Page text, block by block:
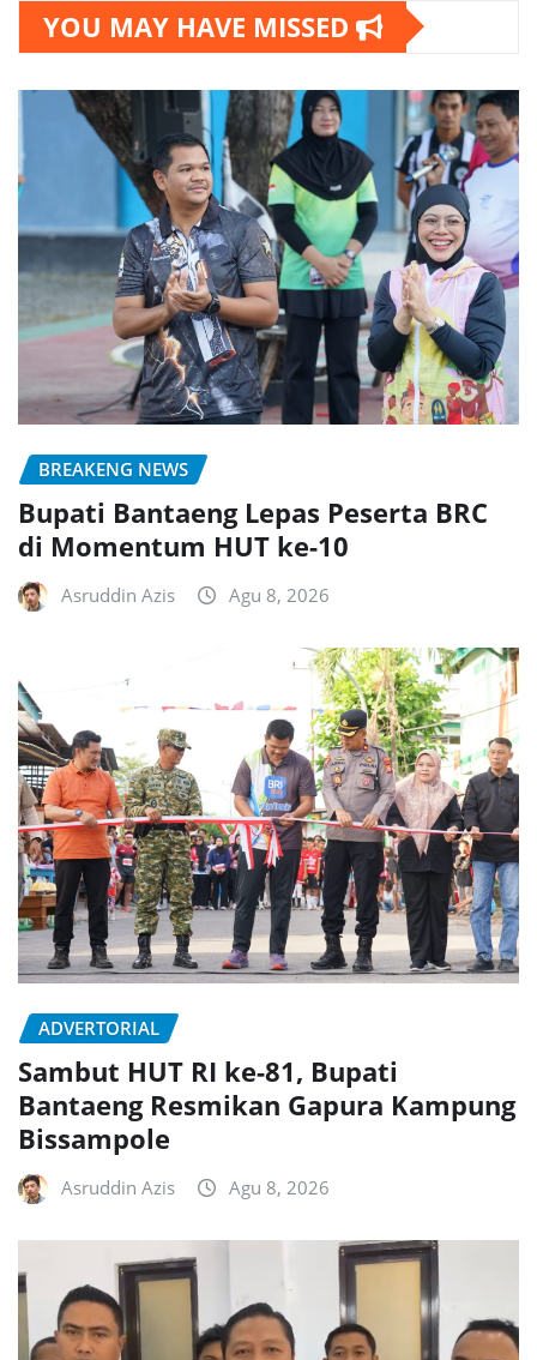
YOU MAY HAVE MISSED
BREAKENG NEWS
Bupati Bantaeng Lepas Peserta BRC
di Momentum HUT ke-10
Asruddin Azis Agu 8, 2026
ADVERTORIAL
Sambut HUT RI ke-81, Bupati
Bantaeng Resmikan Gapura Kampung
Bissampole
Asruddin Azis Agu 8, 2026